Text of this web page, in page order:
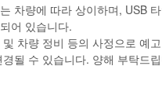
차량에 따라 상이하며, USB
어 있습니다.
및 차량 정비 등의 사정으로 예
될 수 있습니다. 양해 부탁드